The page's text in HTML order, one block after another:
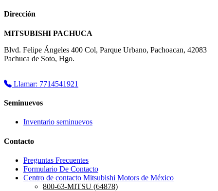
Dirección
MITSUBISHI PACHUCA
Blvd. Felipe Ángeles 400 Col, Parque Urbano, Pachoacan, 42083
Pachuca de Soto, Hgo.
Llamar: 7714541921
Seminuevos
Inventario seminuevos
Contacto
Preguntas Frecuentes
Formulario De Contacto
Centro de contacto Mitsubishi Motors de México
800-63-MITSU (64878)